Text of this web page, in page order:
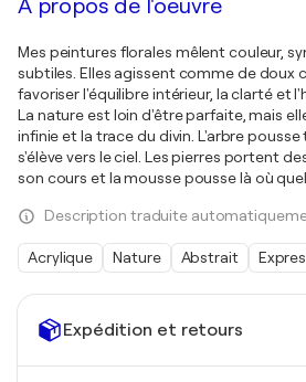
Expédition et retours
À propos de l'oeuvre
Mes peintures florales mêlent couleur,
subtiles. Elles agissent comme de doux
favoriser l'équilibre intérieur, la clarté et
La nature est loin d'être parfaite, mais
infinie et la trace du divin. L'arbre
s'élève vers le ciel. Les pierres portent
son cours et la mousse pousse là où
Description traduite
Acrylique Nature Abstrait